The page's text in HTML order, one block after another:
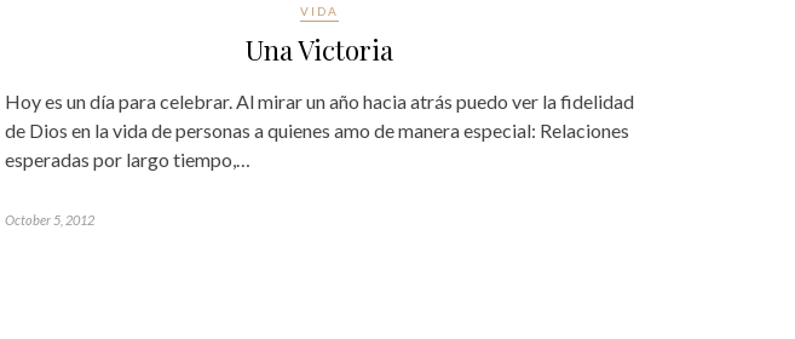
VIDA
Una Victoria
Hoy es un día para celebrar. Al mirar un año hacia atrás puedo ver la fidelidad
de Dios en la vida de personas a quienes amo de manera especial: Relaciones
esperadas por largo tiempo,…
October 5, 2012